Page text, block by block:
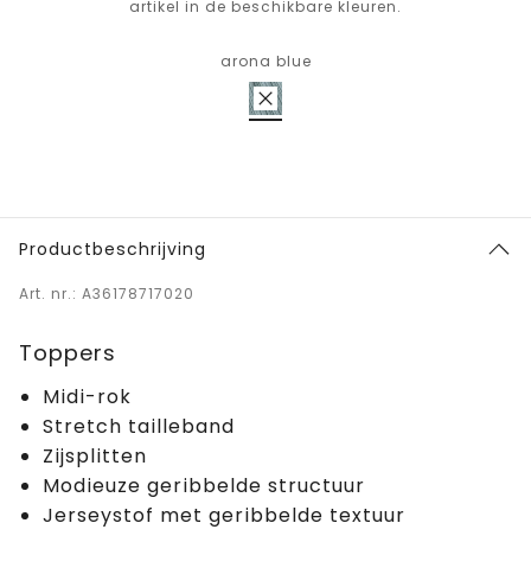
artikel in de beschikbare kleuren.
arona blue
Productbeschrijving
Art. nr.: A36178717020
Toppers
Midi-rok
Stretch tailleband
Zijsplitten
Modieuze geribbelde structuur
Jerseystof met geribbelde textuur